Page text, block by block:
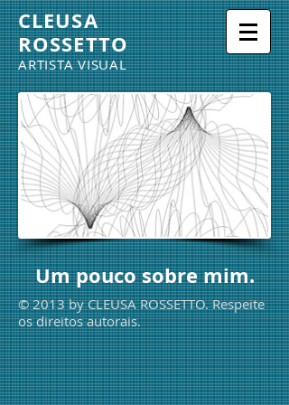
CLEUSA
ROSSETTO
ARTISTA VISUAL
Um pouco sobre mim.
© 2013 by CLEUSA ROSSETTO. Respeite
os direitos autorais.